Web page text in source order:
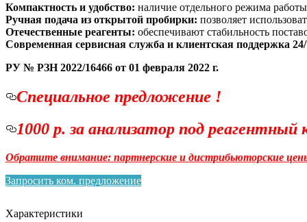
Компактность и удобство: наличие отдельного режима
Ручная подача из открытой пробирки: позволяет
Отечественные реагенты: обеспечивают стабильность
Современная сервисная служба и клиентская поддержка
РУ № РЗН 2022/16466 от 01 февраля 2022 г.
Специальное предложение !
1000 р. за анализатор под
Обратите внимание: партнерские и дистрибьюторские
Запросить ком. предложение
Характеристики